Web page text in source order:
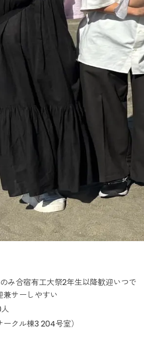
み合宿有工大祭2年生以降歓迎いつで
兼サーしやすい
クル棟3 204号室）